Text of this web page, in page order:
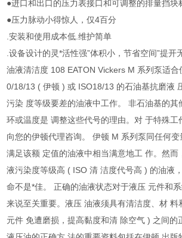
●进口和出口的压力表接口和可调整的排量挡块
●压力脉动小得惊人，仅4百分
.安装和使用成本低.维护简单
.设备设计的灵*活性强”体积小，节省空间”提开
油液清洁度 108 EATON Vickers M 系列泵适合
0/18/13 ( 伊顿 ) 或 ISO18/13 的石油基抗磨液
污染 度等级要差的油液中工作。 非石油基的其
环或温度是 调整这些代号的理由。对 于特殊工
向您的伊顿代理咨询。 伊顿 M 系列泵同任何
满足该额 定值的油液中相当满意地工 作。然而
液污染度等级高 ( ISO 清 洁度代号高 ) 的油液
命不是*佳。 正确的油液状态对于液压 元件和
来说至关重要。液压 油液须具有清洁度、材 料
元件 免遭磨损，提高黏度和清 除空气 ) 之间的